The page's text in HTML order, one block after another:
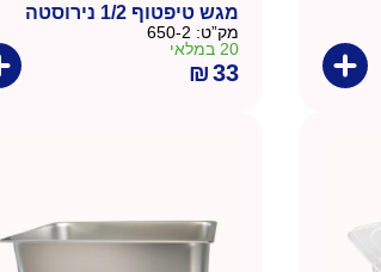
מגש טיפטוף 1/2 נירוסטה
מק”ט: 650-2
20 במלאי
₪33